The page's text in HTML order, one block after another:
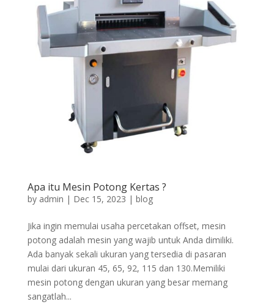
Apa itu Mesin Potong Kertas ?
by admin | Dec 15, 2023 | blog
Jika ingin memulai usaha percetakan offset, mesin
potong adalah mesin yang wajib untuk Anda dimiliki.
Ada banyak sekali ukuran yang tersedia di pasaran
mulai dari ukuran 45, 65, 92, 115 dan 130.Memiliki
mesin potong dengan ukuran yang besar memang
sangatlah...